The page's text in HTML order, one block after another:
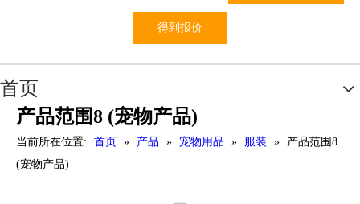
得到报价
首页
产品范围8 (宠物产品)
当前所在位置: 首页 » 产品 » 宠物用品 » 服装 »
产品范围8
(宠物产品)